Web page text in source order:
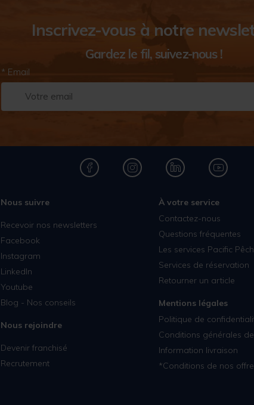
Inscrivez-vous à notre
Gardez le fil, suivez-nous !
* Email
Nous suivre
Recevoir nos newsletters
Facebook
Instagram
LinkedIn
Youtube
Blog - Nos conseils
Nous rejoindre
Devenir franchisé
Recrutement
À votre service
Contactez-nous
Questions fréquentes
Les services Pacific
Services de réservation
Retourner un article
Mentions légales
Politique de
Conditions générales
Information livraison
*Conditions de nos